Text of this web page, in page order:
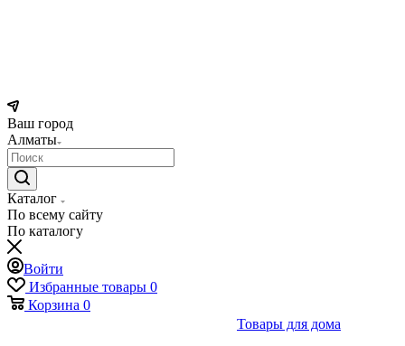
Ваш город
Алматы
Каталог
По всему сайту
По каталогу
Войти
Избранные товары 0
Корзина 0
Товары для дома